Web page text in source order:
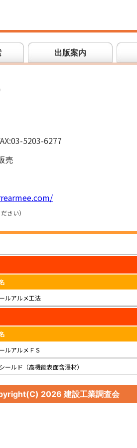
出版案内
5203-6277
売
さい）
ルアルメ工法
ルアルメＦＳ
ールド（高機能表面含浸材）
2026 建設工業調査会